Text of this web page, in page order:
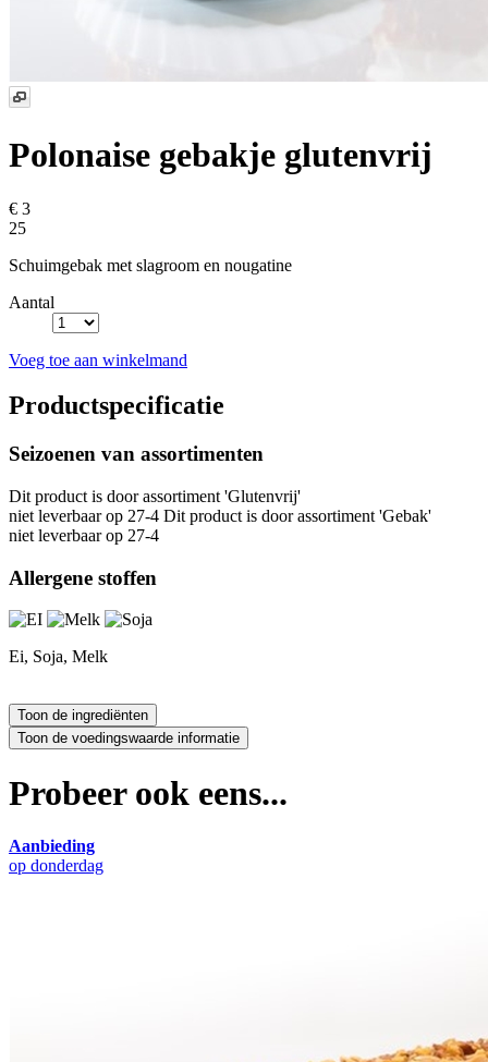
Polonaise gebakje glutenvrij
€ 3
25
Schuimgebak met slagroom en nougatine
Aantal
Voeg toe aan winkelmand
Productspecificatie
Seizoenen van assortimenten
Dit product is door assortiment 'Glutenvrij'
niet leverbaar op 27-4 Dit product is door assortiment 'Gebak'
niet leverbaar op 27-4
Allergene stoffen
Ei, Soja, Melk
Probeer ook eens...
Aanbieding
op donderdag